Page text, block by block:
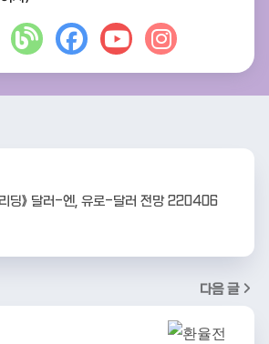
리딩》 달러-엔, 유로-달러 전망 220406
다음 글